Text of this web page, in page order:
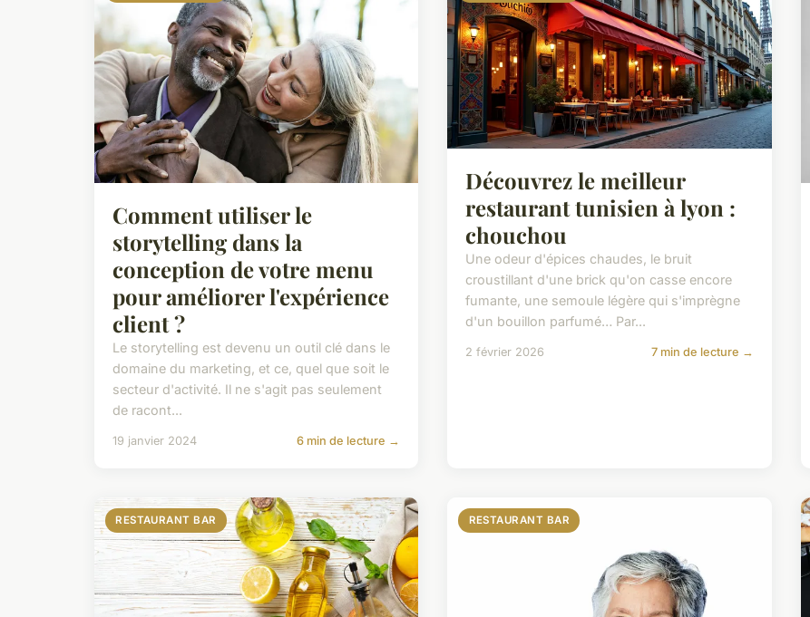
Comment utiliser le
storytelling dans la
conception de votre menu
pour améliorer l'expérience
client ?
Le storytelling est devenu un outil clé dans le
domaine du marketing, et ce, quel que soit le
secteur d'activité. Il ne s'agit pas seulement
de racont...
19 janvier 2024 6 min de lecture →
Découvrez le meilleur
restaurant tunisien à lyon :
chouchou
Une odeur d'épices chaudes, le bruit
croustillant d'une brick qu'on casse encore
fumante, une semoule légère qui s'imprègne
d'un bouillon parfumé… Par...
2 février 2026 7 min de lecture →
RESTAURANT BAR RESTAURANT BAR